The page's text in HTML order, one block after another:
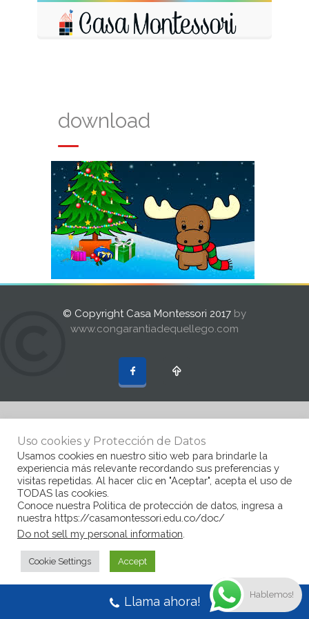
download
© Copyright Casa Montessori 2017 by
www.congarantiadequellego.com
Uso cookies y Protección de Datos
Usamos cookies en nuestro sitio web para brindarle la
experiencia más relevante recordando sus preferencias y
visitas repetidas. Al hacer clic en "Aceptar", acepta el uso de
TODAS las cookies.
Conoce nuestra Politica de protección de datos, ingresa a
nuestra https://casamontessori.edu.co/doc/
Do not sell my personal information
Cookie Settings Accept
Llama ahora! Hablemos!